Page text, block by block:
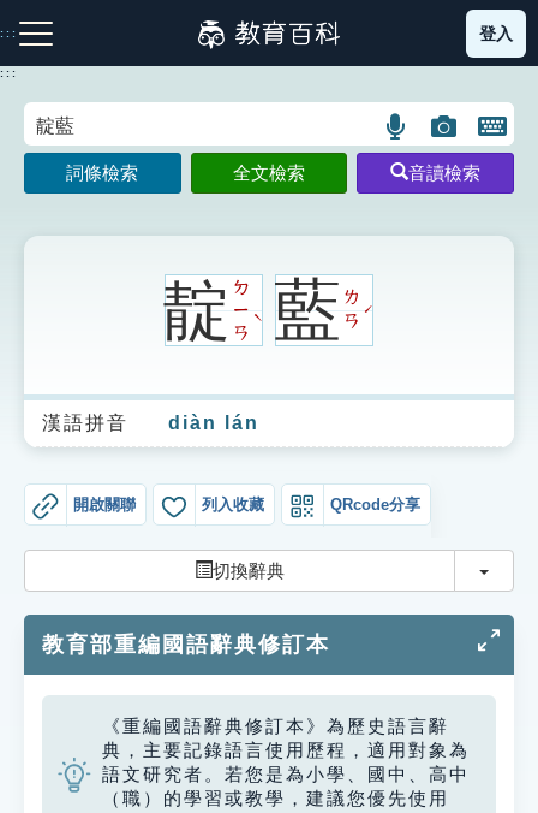
到
主
:::
注音索引圖示 筆畫索引圖示 部首索引表圖示
生字詞彙表
成語故事
索引選單
單字索引
生命大百科索引
遊戲專區
登入
:::
語
言
搜
圖
片
搜
開
鍵
圖
詞條檢索 全文檢索 音讀檢索
靛ㄉ
ㄧ
ㄢ
ˋ 藍ㄌ
ㄢ
ˊ
漢語拼音 diàn lán
開啟關聯 列入收藏 QRcode分享
切換辭典 切換
教育部重編國語辭典修訂本
《重編國語辭典修訂本》為歷史語言辭
典，主要記錄語言使用歷程，適用對象為
語文研究者。若您是為小學、國中、高中
（職）的學習或教學，建議您優先使用